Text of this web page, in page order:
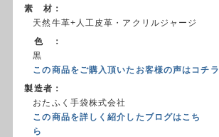
素 材：
天然牛革+人工皮革・アクリルジャージ
色 ：
黒
この商品をご購入頂いたお客様の声はコチラ
製造者：
おたふく手袋株式会社
この商品を詳しく紹介したブログはこち
ら